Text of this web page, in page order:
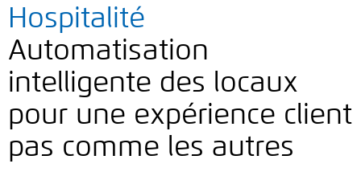
Hospitalité
Automatisation
intelligente des locaux
pour une expérience client
pas comme les autres